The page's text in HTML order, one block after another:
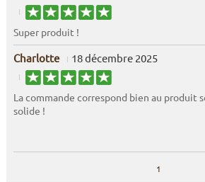
Super produit !
Charlotte 18 décembre 2025
La commande correspond bien au produit
solide !
1